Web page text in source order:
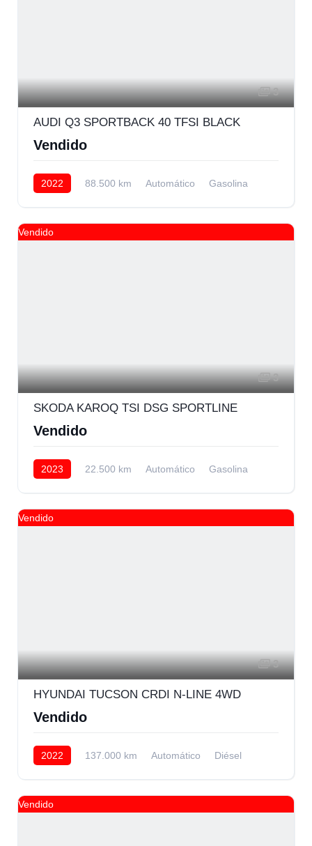
3
AUDI Q3 SPORTBACK 40 TFSI BLACK
Vendido
2022 88.500 km Automático
Gasolina
Vendido
3
SKODA KAROQ TSI DSG SPORTLINE
Vendido
2023 22.500 km Automático
Gasolina
Vendido
3
HYUNDAI TUCSON CRDI N-LINE 4WD
Vendido
2022 137.000 km Automático
Diésel
Vendido